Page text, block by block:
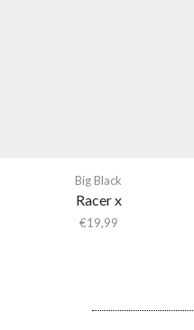
Big Black
Racer x
€19,99